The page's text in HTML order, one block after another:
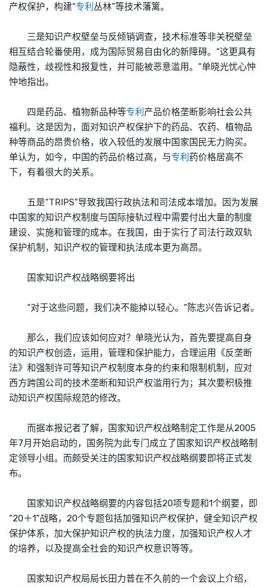
产权保护，构建“专利 丛林”等技术藩篱。
三是知识产权壁垒与反倾销调查，技术标准等非关税壁垒
相互结合轮番使用，成为国际贸易自由化的新障碍。“这更具有
隐蔽性，歧视性和报复性，并可能被恶意滥用。”单晓光忧心忡
忡地指出。
四是药品、植物新品种等专利 产品价格垄断影响社会公共
福利。这是因为，面对知识产权保护下的药品、农药、植物品
种等商品的昂贵价格，收入较低的发展中国家国民无力购买。
单认为，如今，中国的药品价格过高，与专利 药价格居高不
下，有着很大的关系。
五是“TRIPS”导致我国行政执法和司法成本增加。因为发展
中国家的知识产权制度与国际接轨过程中需要付出大量的制度
建设、实施和管理的成本。在我国，由于实行了司法行政双轨
保护机制，知识产权的管理和执法成本更为高昂。
国家知识产权战略纲要将出
“对于这些问题，我们决不能掉以轻心。”陈志兴告诉记者。
那么，我们应该如何应对？单晓光认为，首先要提高自身
的知识产权创造，运用，管理和保护能力，合理运用《反垄断
法》和强制许可等知识产权制度本身的约束和限制机制，应对
西方跨国公司的技术垄断和知识产权滥用行为；其次要积极推
动知识产权国际规范的修改。
而据本报记者了解，国家知识产权战略制定工作是从2005
年7月开始启动的，国务院为此专门成立了国家知识产权战略制
定领导小组。而颇受关注的国家知识产权战略纲要即将正式发
布。
国家知识产权战略纲要的内容包括20项专题和1个纲要，即
“20＋1”战略，20个专题包括加强知识产权保护，健全知识产权
保护体系，加大保护知识产权的执法力度，加强知识产权人才
的培养，以及提高全社会的知识产权意识等等。
国家知识产权局局长田力普在不久前的一个会议上介绍，